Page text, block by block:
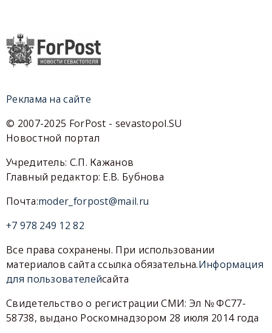
Реклама на сайте
© 2007-2025 ForPost - sevastopol.SU
Новостной портал
Учредитель: С.П. Кажанов
Главный редактор: Е.В. Бубнова
Почта:moder_forpost@mail.ru
+7 978 249 12 82
Все права сохранены. При использовании
материалов сайта ссылка обязательна.Информация
для пользователейсайта
Свидетельство о регистрации СМИ: Эл № ФС77-
58738, выдано Роскомнадзором 28 июля 2014 года